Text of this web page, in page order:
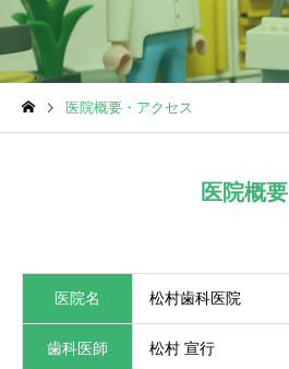
予防歯科
ホワイトニング
Doctor’s Blog
☀エアコンが…☀
医院概要・アクセス
医院概要
医院名 松村歯科医院
歯科医師 松村 宣行